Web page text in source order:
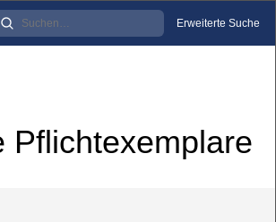
Erweiterte Suche
Pflichtexemplare